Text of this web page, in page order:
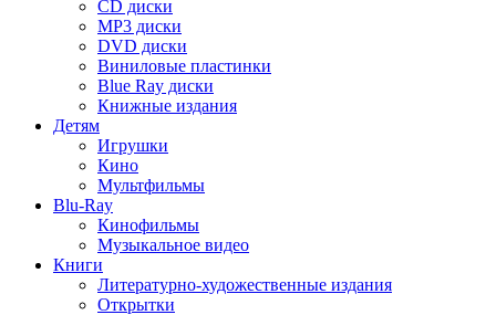
CD диски
MP3 диски
DVD диски
Виниловые пластинки
Blue Ray диски
Книжные издания
Детям
Игрушки
Кино
Мультфильмы
Blu-Ray
Кинофильмы
Музыкальное видео
Книги
Литературно-художественные издания
Открытки